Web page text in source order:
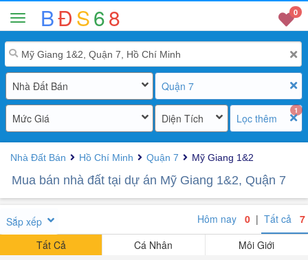
BĐS68 0
Nhà Đất Bán Quận 7
Mức Giá Diện Tích
1
Lọc thêm
Nhà Đất Bán Hồ Chí Minh Quận 7 Mỹ Giang 1&2
Mua bán nhà đất tại dự án Mỹ Giang 1&2, Quận 7
Sắp xếp Hôm nay 0 | Tất cả 7
Tất Cả
Cá Nhân Môi Giới